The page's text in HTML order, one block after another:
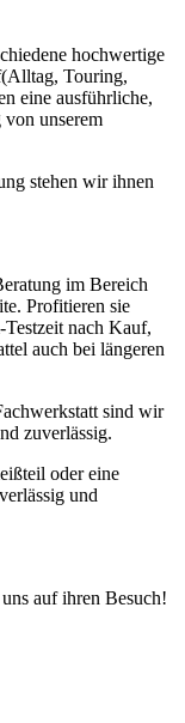
hochwertige
Touring,
eine ausführliche,
unserem
stehen wir ihnen
im Bereich
Profitieren sie
Testzeit nach Kauf,
auch bei längeren
sind wir
zuverlässig.
oder eine
und
auf ihren Besuch!